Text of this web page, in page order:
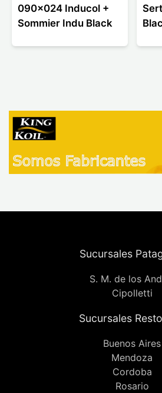
090x024 Inducol +
Sommier Indu Black
Sucursales
S. M. de los
Cipolletti
Sucursales
Buenos Aires
Mendoza
Cordoba
Rosario